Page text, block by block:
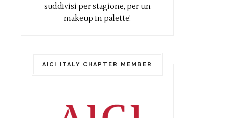
suddivisi per stagione, per un
makeup in palette!
AICI ITALY CHAPTER MEMBER